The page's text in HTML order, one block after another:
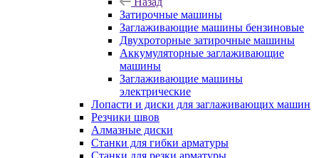
Затирочные машины
Заглаживающие машины бензиновые
Двухроторные затирочные машины
Аккумуляторные заглаживающие
машины
Заглаживающие машины
электрические
Лопасти и диски для заглаживающих машин
Резчики швов
Алмазные диски
Станки для гибки арматуры
Станки для резки арматуры